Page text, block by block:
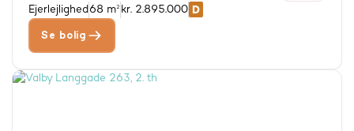
Ejerlejlighed 68 m² kr. 2.895.000
Se bolig